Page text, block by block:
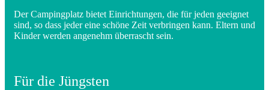
Der Campingplatz bietet Einrichtungen, die für jeden geeignet
sind, so dass jeder eine schöne Zeit verbringen kann. Eltern und
Kinder werden angenehm überrascht sein.
Für die Jüngsten